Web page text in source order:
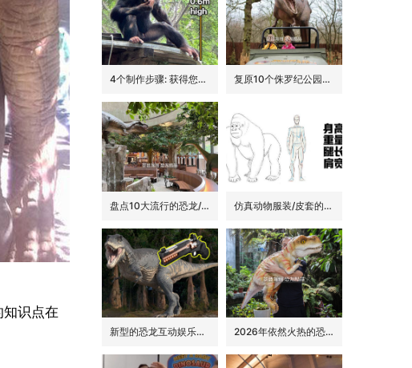
知识点在
4个制作步骤: 获得您的动物手偶 复原10个侏罗纪公园里的经典恐龙品种
盘点10大流行的恐龙/侏罗纪主题花园餐吧的景观装饰 仿真动物服装/皮套的6大卖点
新型的恐龙互动娱乐设备/设施: 激光枪射击启动恐龙 2026年依然火热的恐龙手偶道具